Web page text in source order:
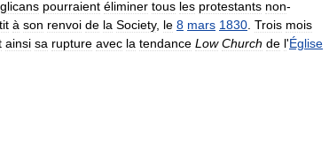
pourraient éliminer tous les protestants non-
à son renvoi de la Society, le 8 mars 1830. Trois mois
ainsi sa rupture avec la tendance Low Church de l'Église